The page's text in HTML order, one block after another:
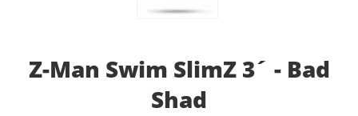
Z-Man Swim SlimZ 3´ - Bad
Shad